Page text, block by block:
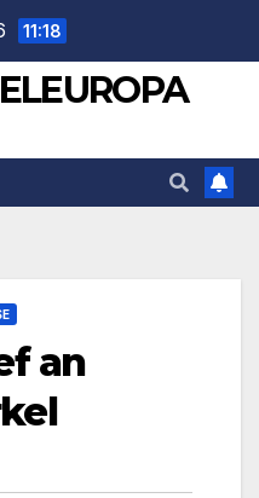
11:18
an